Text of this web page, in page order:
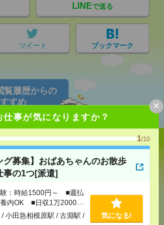
仕事が気になりますか？
1/10
グ募集】おばあちゃんのお散歩
事の1つ[派遣]
：時給1500円～ ■週払
内OK ■日収1万2000円
小田急相模原駅 / 古淵駅 /
気になる!
×
LINEで送る
ツイート ブックマーク
覧履歴からの
すめ
】おばあちゃんのお散歩付き添
]
2000円以上
相模原駅/古淵駅/…
気になる！